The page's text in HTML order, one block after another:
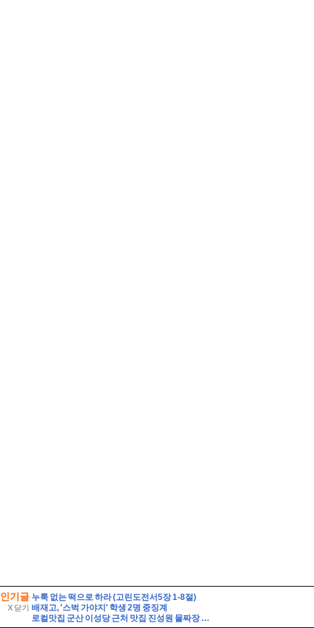
인기글
X 닫기
누룩 없는 떡으로 하라 (고린도전서5장 1-8절)
배재고, '스벅 가야지' 학생 2명 중징계
로컬맛집 군산 이성당 근처 맛집 진성원 물짜장 솔직후기, 경암동 철길마을 근처가 더 맞다.